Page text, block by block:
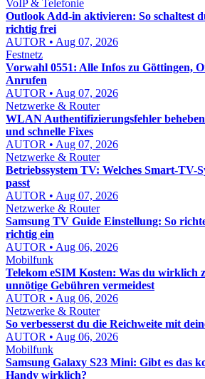
VoIP & Telefonie
Outlook Add-in aktivieren: So schaltest
richtig frei
AUTOR • Aug 07, 2026
Festnetz
Vorwahl 0551: Alle Infos zu Göttingen,
Anrufen
AUTOR • Aug 07, 2026
Netzwerke & Router
WLAN Authentifizierungsfehler
und schnelle Fixes
AUTOR • Aug 07, 2026
Netzwerke & Router
Betriebssystem TV: Welches Smart-TV-
passt
AUTOR • Aug 07, 2026
Netzwerke & Router
Samsung TV Guide Einstellung: So
richtig ein
AUTOR • Aug 06, 2026
Mobilfunk
Telekom eSIM Kosten: Was du wirklich
unnötige Gebühren vermeidest
AUTOR • Aug 06, 2026
Netzwerke & Router
So verbesserst du die Reichweite mit
AUTOR • Aug 06, 2026
Mobilfunk
Samsung Galaxy S23 Mini: Gibt es das
Handy wirklich?